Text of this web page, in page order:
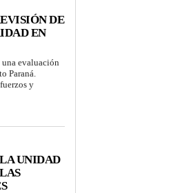
DE
EN
evaluación
Paraná.
y
UNIDAD